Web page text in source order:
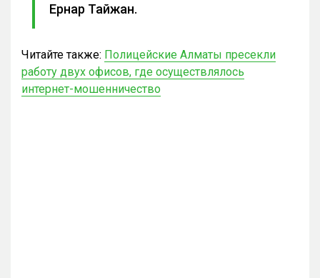
Ернар Тайжан.
Читайте также: Полицейские Алматы пресекли
работу двух офисов, где осуществлялось
интернет-мошенничество